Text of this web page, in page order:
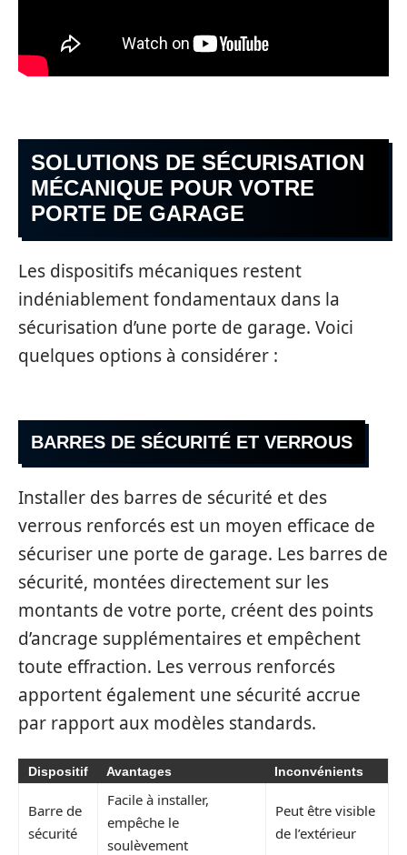
SOLUTIONS DE SÉCURISATION
MÉCANIQUE POUR VOTRE
PORTE DE GARAGE
Les dispositifs mécaniques restent
indéniablement fondamentaux dans la
sécurisation d’une porte de garage. Voici
quelques options à considérer :
BARRES DE SÉCURITÉ ET VERROUS
Installer des barres de sécurité et des
verrous renforcés est un moyen efficace de
sécuriser une porte de garage. Les barres de
sécurité, montées directement sur les
montants de votre porte, créent des points
d’ancrage supplémentaires et empêchent
toute effraction. Les verrous renforcés
apportent également une sécurité accrue
par rapport aux modèles standards.
Dispositif Avantages Inconvénients
Barre de
sécurité
Facile à installer,
empêche le
soulèvement
Peut être visible
de l’extérieur